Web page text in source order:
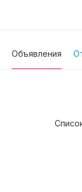
Объявления